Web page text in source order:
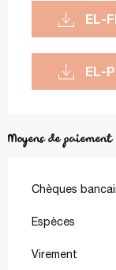
EL-
Moyens de paiement
Chèques
Espèces
Virement